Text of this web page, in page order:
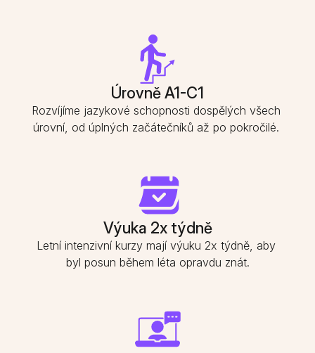
Úrovně A1-C1
Rozvíjíme jazykové schopnosti dospělých všech
úrovní, od úplných začátečníků až po pokročilé.
Výuka 2x týdně
Letní intenzivní kurzy mají výuku 2x týdně, aby
byl posun během léta opravdu znát.